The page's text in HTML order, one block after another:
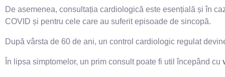
De asemenea, consultația cardiologică este esențială și în
COVID și pentru cele care au suferit episoade de sincopă.
După vârsta de 60 de ani, un control cardiologic regulat
În lipsa simptomelor, un prim consult poate fi util începând cu